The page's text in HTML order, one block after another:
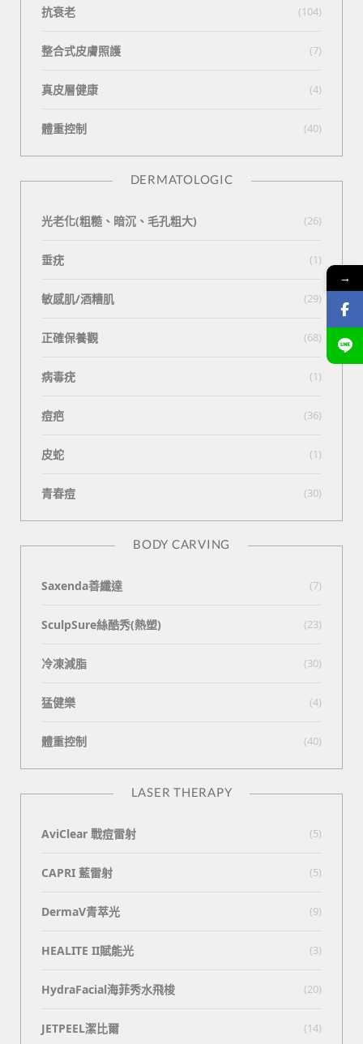
抗衰老 (104)
整合式皮膚照護 (7)
真皮層健康 (4)
體重控制 (40)
DERMATOLOGIC
光老化(粗糙、暗沉、毛孔粗大) (26)
垂疣 (1)
敏感肌/酒糟肌 (29)
正確保養觀 (68)
病毒疣 (1)
痘疤 (36)
皮蛇 (1)
青春痘 (30)
BODY CARVING
Saxenda善纖達 (7)
SculpSure絲酷秀(熱塑) (23)
冷凍減脂 (30)
猛健樂 (4)
體重控制 (40)
LASER THERAPY
AviClear 戰痘雷射 (5)
CAPRI 藍雷射 (5)
DermaV青萃光 (9)
HEALITE II賦能光 (3)
HydraFacial海菲秀水飛梭 (20)
JETPEEL潔比爾 (14)
→